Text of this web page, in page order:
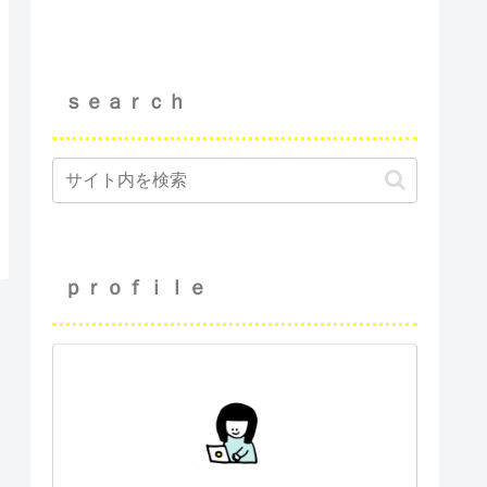
ｓｅａｒｃｈ
ｐｒｏｆｉｌｅ